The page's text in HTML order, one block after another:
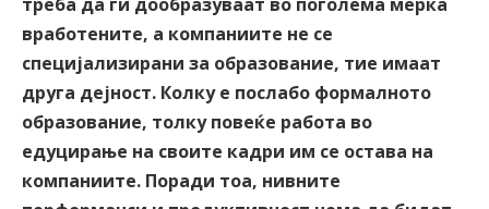
треба да ги дообразуваат во поголема мерка
вработените, а компаниите не се
специјализирани за образование, тие имаат
друга дејност. Колку е послабо формалното
образование, толку повеќе работа во
едуцирање на своите кадри им се остава на
компаниите. Поради тоа, нивните